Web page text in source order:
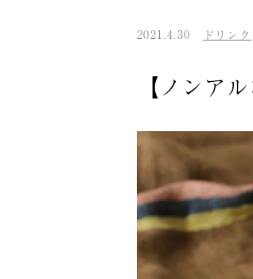
2021.4.30 ドリンク
【ノンア